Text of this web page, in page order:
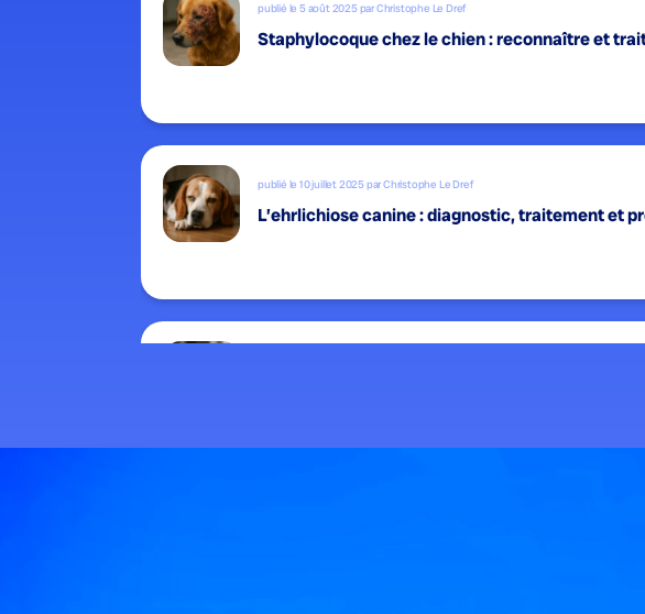
publié le 5 août 2025 par Christophe Le Dref
Staphylocoque chez le chien : reconnaître et
publié le 10 juillet 2025 par Christophe Le Dref
L’ehrlichiose canine : diagnostic, traitement et